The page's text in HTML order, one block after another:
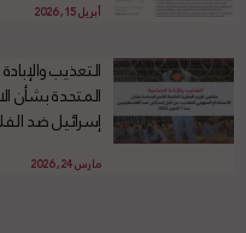
أبريل 15, 2026
التعذيب
المتحدة بشأن
إسرائيل ضد
مارس 24, 2026